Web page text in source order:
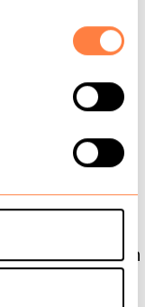
dat
Vanaf dag
uit het
maar ook
en een
veel
hebben
alles langs